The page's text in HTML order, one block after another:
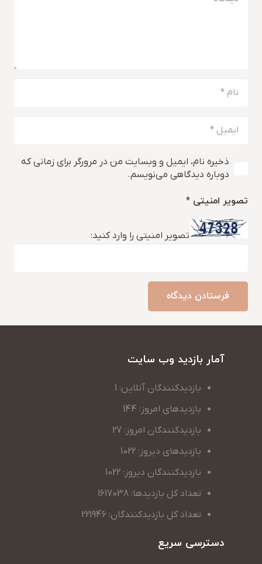
ذخیره نام، ایمیل و وبسایت من در مرورگر برای زمانی که
دوباره دیدگاهی می‌نویسم.
تصویر امنیتی *
تصویر امنیتی را وارد کنید:
فرستادن دیدگاه
آمار بازدید وب سایت
بازدیدکنندگان آنلاین: 1
بازدیدهای امروز: 144
بازدیدکنندگان امروز: 27
بازدیدهای دیروز: 1022
بازدیدکنندگان دیروز: 1022
تعداد کل بازدیدها: 1617038
تعداد کل بازدیدکنندگان: 221946
دسترسی سریع